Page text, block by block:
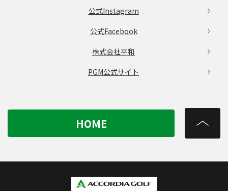
公式Instagram
公式Facebook
株式会社平和
PGM公式サイト
HOME